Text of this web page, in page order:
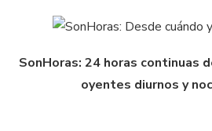
SonHoras: 24 horas continuas
oyentes diurnos y